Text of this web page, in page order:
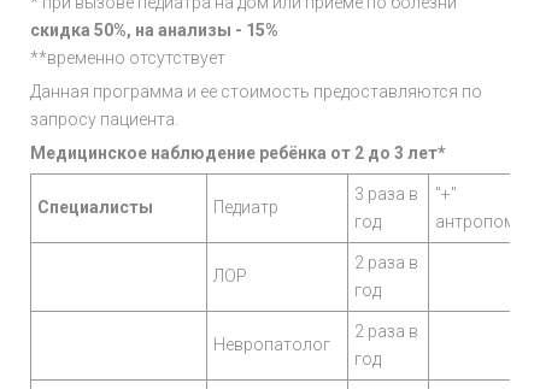
скидка 50%, на анализы - 15%
**временно отсутствует
Данная программа и ее стоимость предоставляются по
запросу пациента.
Медицинское наблюдение ребёнка от 2 до 3 лет*
Специалисты Педиатр
3 раза в
год
"+"
ЛОР
2 раза в
год
Невропатолог
2 раза в
год